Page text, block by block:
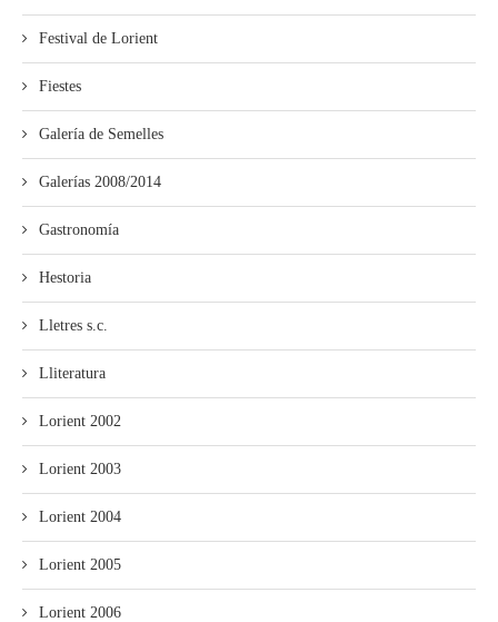
Festival de Lorient
Fiestes
Galería de Semelles
Galerías 2008/2014
Gastronomía
Hestoria
Lletres s.c.
Lliteratura
Lorient 2002
Lorient 2003
Lorient 2004
Lorient 2005
Lorient 2006